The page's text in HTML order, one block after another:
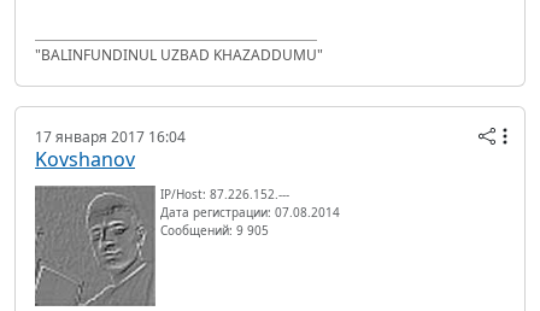
"BALINFUNDINUL UZBAD KHAZADDUMU"
17 января 2017 16:04
Kovshanov
IP/Host: 87.226.152.---
Дата регистрации: 07.08.2014
Сообщений: 9 905